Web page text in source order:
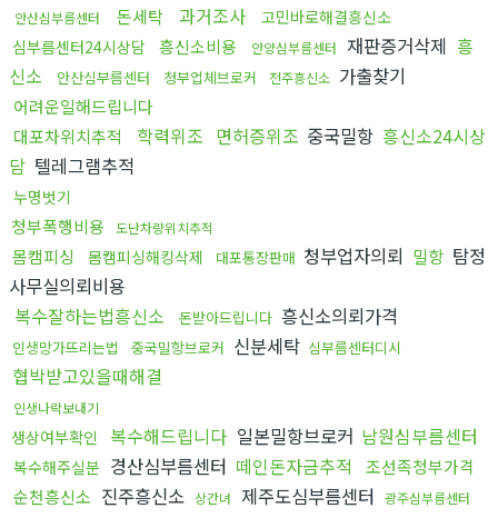
안산심부름센터 돈세탁 과거조사
고민바로해결흥신소
심부름센터24시상담
흥신소비용 안양심부름센터 재판증거삭제 흥
신소
안산심부름센터 청부업체브로커 전주흥신소 가출찾기
어려운일해드립니다
대포차위치추적
학력위조 면허증위조 중국밀항 흥신소24시상
담 텔레그램추적
누명벗기
청부폭행비용 도난차량위치추적
몸캠피싱 몸캠피싱해킹삭제 대포통장판매 청부업자의뢰 밀항 탐정
사무실의뢰비용
복수잘하는법흥신소
돈받아드립니다 흥신소의뢰가격
인생망가뜨리는법 중국밀항브로커 신분세탁 심부름센터디시
협박받고있을때해결
인생나락보내기
생상여부확인 복수해드립니다 일본밀항브로커 남원심부름센터
복수해주실분 경산심부름센터 떼인돈자금추적
조선족청부가격
순천흥신소 진주흥신소 상간녀 제주도심부름센터 광주심부름센터